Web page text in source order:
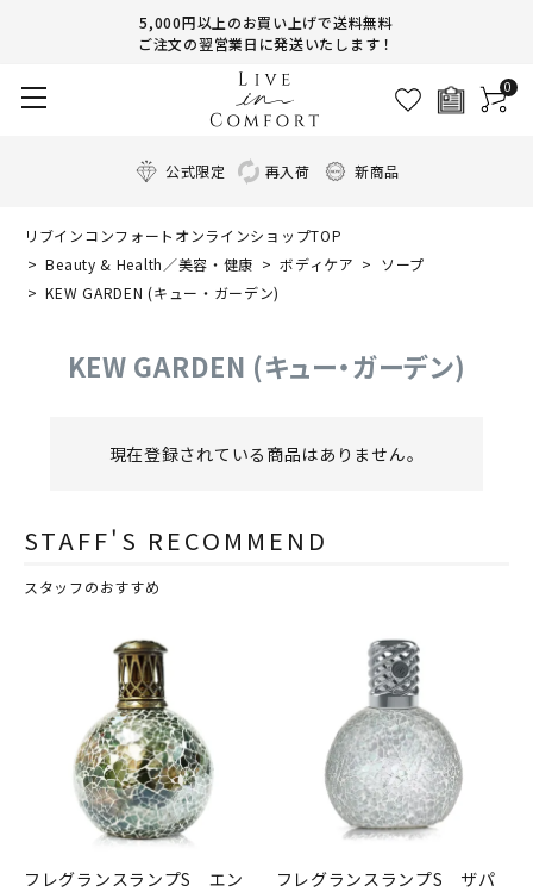
5,000円以上のお買い上げで送料無料
ご注文の翌営業日に発送いたします！
0
公式限定 再入荷 新商品
リブインコンフォートオンラインショップTOP
Beauty & Health／美容・健康
ボディケア
ソープ
KEW GARDEN (キュー・ガーデン)
KEW GARDEN (キュー・ガーデン)
現在登録されている商品はありません。
STAFF'S RECOMMEND
スタッフのおすすめ
フレグランスランプS エン
フレグランスランプS ザパ